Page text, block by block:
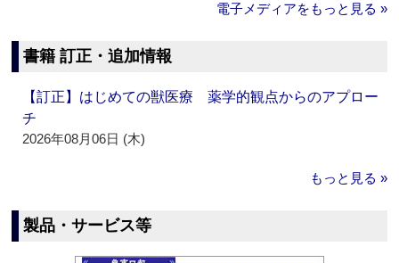
電子メディアをもっと見る »
書籍 訂正・追加情報
【訂正】はじめての獣医療 薬学的観点からのアプロー
チ
2026年08月06日 (木)
もっと見る »
製品・サービス等